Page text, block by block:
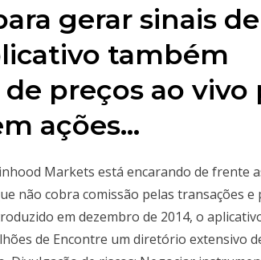
gerar sinais de
também
preços ao vivo
ações…
Markets está encarando de frente
não cobra comissão pelas transações e
em dezembro de 2014, o
de Encontre um diretório extensivo